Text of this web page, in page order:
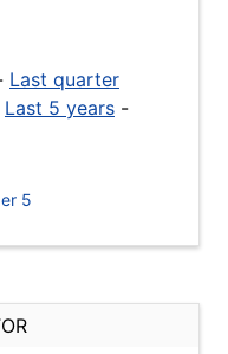
Last quarter
Last 5 years -
5